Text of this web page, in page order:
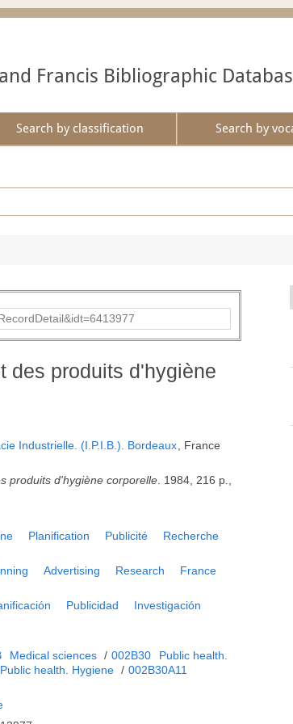
Francis Bibliographic
Search by classification Search by
des produits d'hygiène
Industrielle. (I.P.I.B.). Bordeaux, France
produits d'hygiène corporelle. 1984, 216 p.,
Planification Publicité
Recherche
Advertising Research
France
Publicidad
Investigación
Medical sciences / 002B30
Public health.
Public health. Hygiene / 002B30A11